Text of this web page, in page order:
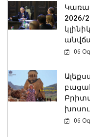
2026/
06
06